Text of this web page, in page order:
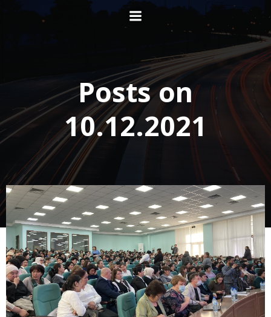
Перейти
к
содержимому
Posts on
10.12.2021